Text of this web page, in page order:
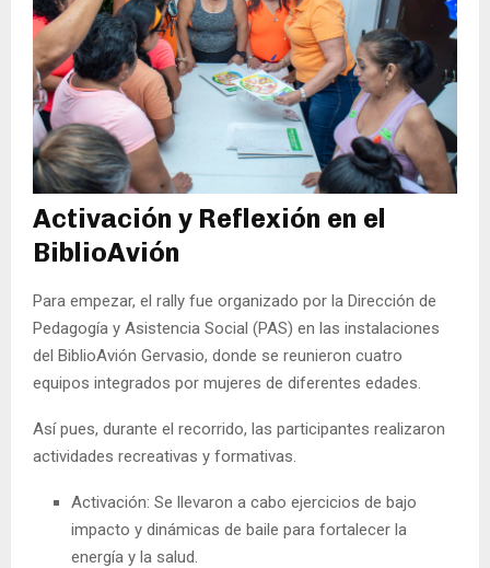
Activación y Reflexión en el
BiblioAvión
Para empezar, el rally fue organizado por la Dirección de
Pedagogía y Asistencia Social (PAS) en las instalaciones
del BiblioAvión Gervasio, donde se reunieron cuatro
equipos integrados por mujeres de diferentes edades.
Así pues, durante el recorrido, las participantes realizaron
actividades recreativas y formativas.
Activación: Se llevaron a cabo ejercicios de bajo
impacto y dinámicas de baile para fortalecer la
energía y la salud.